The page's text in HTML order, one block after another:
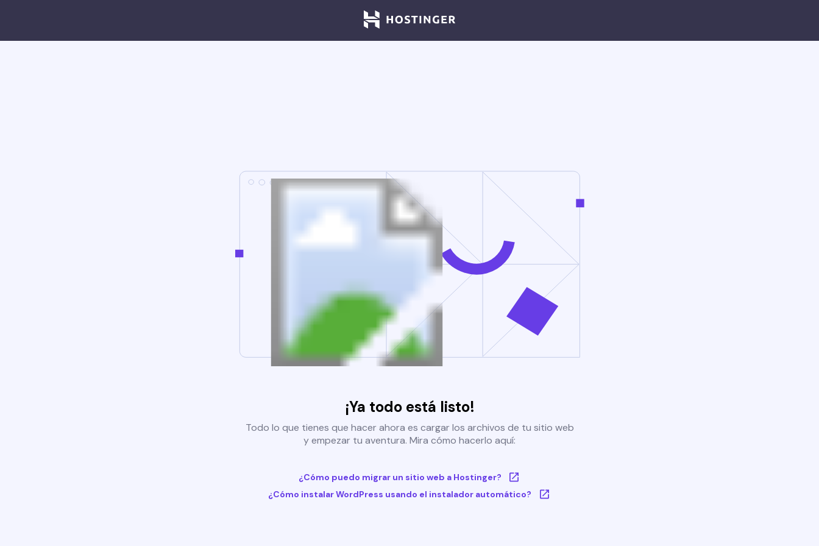
¡Ya todo está listo!
Todo lo que tienes que hacer ahora es cargar los archivos de tu sitio web
y empezar tu aventura. Mira cómo hacerlo aquí:
¿Cómo puedo migrar un sitio web a Hostinger?
¿Cómo instalar WordPress usando el instalador automático?